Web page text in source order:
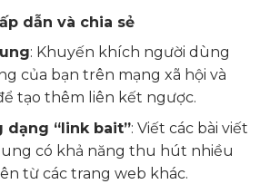
dẫn và chia sẻ
: Khuyến khích người dùng
của bạn trên mạng xã hội và
tạo thêm liên kết ngược.
dạng “link bait”: Viết các bài viết
có khả năng thu hút nhiều
từ các trang web khác.